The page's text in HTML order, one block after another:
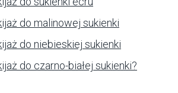
do malinowej sukienki
do niebieskiej sukienki
do czarno-białej sukienki?